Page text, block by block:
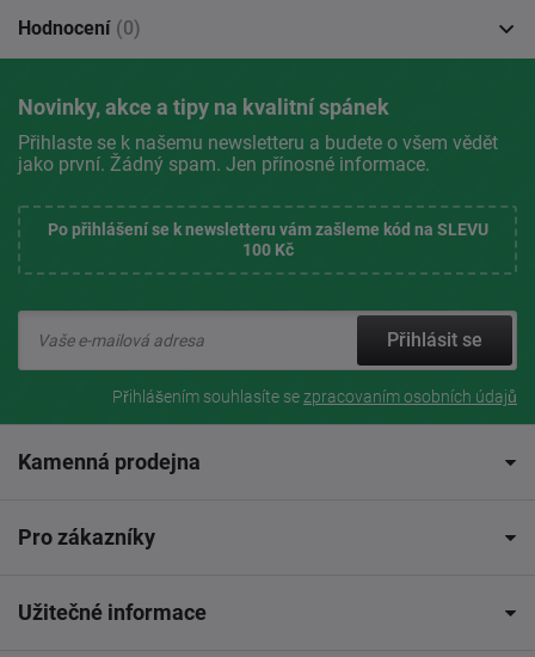
Hodnocení (0)
Novinky, akce a tipy na kvalitní spánek
Přihlaste se k našemu newsletteru a budete o všem vědět
jako první. Žádný spam. Jen přínosné informace.
Po přihlášení se k newsletteru vám zašleme kód na SLEVU
100 Kč
Přihlásit se
Přihlášením souhlasíte sezpracovaním osobních údajů
Kamenná prodejna
Pro zákazníky
Užitečné informace